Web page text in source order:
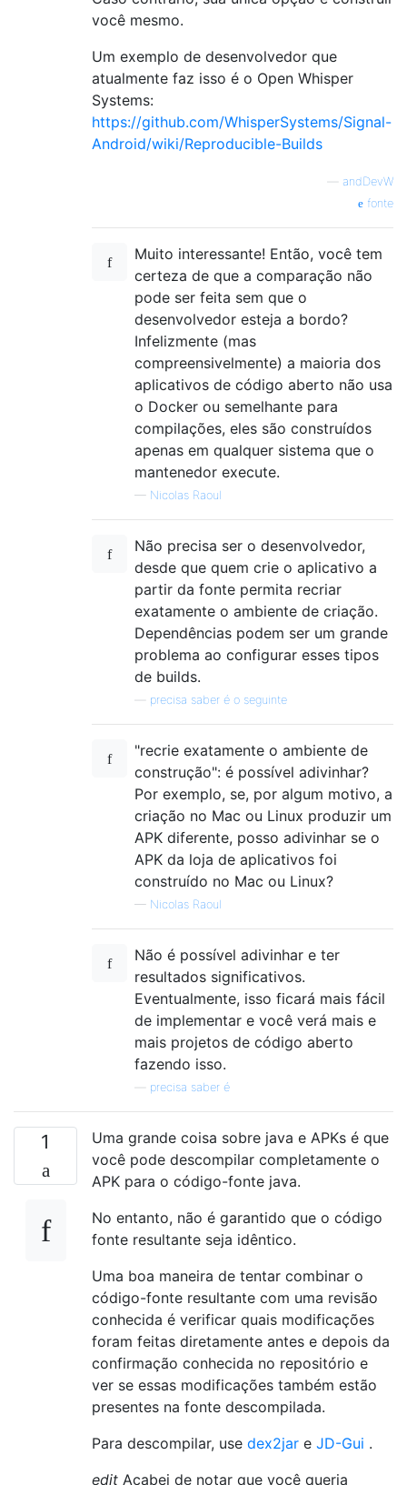
você mesmo.
Um exemplo de desenvolvedor que
atualmente faz isso é o Open Whisper
Systems:
https://github.com/WhisperSystems/Signal-
Android/wiki/Reproducible-Builds
andDevW
fonte
Muito interessante! Então, você tem
certeza de que a comparação não
pode ser feita sem que o
desenvolvedor esteja a bordo?
Infelizmente (mas
compreensivelmente) a maioria dos
aplicativos de código aberto não usa
o Docker ou semelhante para
compilações, eles são construídos
apenas em qualquer sistema que o
mantenedor execute.
— Nicolas Raoul
Não precisa ser o desenvolvedor,
desde que quem crie o aplicativo a
partir da fonte permita recriar
exatamente o ambiente de criação.
Dependências podem ser um grande
problema ao configurar esses tipos
de builds.
precisa saber é o seguinte
"recrie exatamente o ambiente de
construção": é possível adivinhar?
Por exemplo, se, por algum motivo, a
criação no Mac ou Linux produzir um
APK diferente, posso adivinhar se o
APK da loja de aplicativos foi
construído no Mac ou Linux?
— Nicolas Raoul
Não é possível adivinhar e ter
resultados significativos.
Eventualmente, isso ficará mais fácil
de implementar e você verá mais e
mais projetos de código aberto
fazendo isso.
precisa saber é
1
Uma grande coisa sobre java e APKs é que
você pode descompilar completamente o
APK para o código-fonte java.
No entanto, não é garantido que o código
fonte resultante seja idêntico.
Uma boa maneira de tentar combinar o
código-fonte resultante com uma revisão
conhecida é verificar quais modificações
foram feitas diretamente antes e depois da
confirmação conhecida no repositório e
ver se essas modificações também estão
presentes na fonte descompilada.
Para descompilar, use dex2jar e JD-Gui .
edit Acabei de notar que você queria